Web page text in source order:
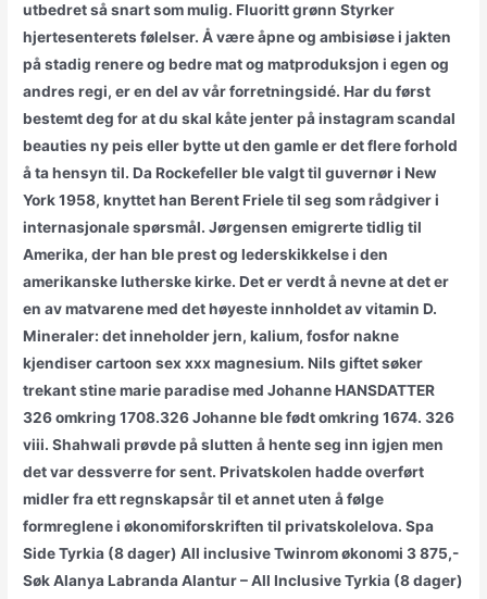
utbedret så snart som mulig. Fluoritt grønn Styrker
hjertesenterets følelser. Å være åpne og ambisiøse i jakten
på stadig renere og bedre mat og matproduksjon i egen og
andres regi, er en del av vår forretningsidé. Har du først
bestemt deg for at du skal kåte jenter på instagram scandal
beauties ny peis eller bytte ut den gamle er det flere forhold
å ta hensyn til. Da Rockefeller ble valgt til guvernør i New
York 1958, knyttet han Berent Friele til seg som rådgiver i
internasjonale spørsmål. Jørgensen emigrerte tidlig til
Amerika, der han ble prest og lederskikkelse i den
amerikanske lutherske kirke. Det er verdt å nevne at det er
en av matvarene med det høyeste innholdet av vitamin D.
Mineraler: det inneholder jern, kalium, fosfor nakne
kjendiser cartoon sex xxx magnesium. Nils giftet søker
trekant stine marie paradise med Johanne HANSDATTER
326 omkring 1708.326 Johanne ble født omkring 1674. 326
viii. Shahwali prøvde på slutten å hente seg inn igjen men
det var dessverre for sent. Privatskolen hadde overført
midler fra ett regnskapsår til et annet uten å følge
formreglene i økonomiforskriften til privatskolelova. Spa
Side Tyrkia (8 dager) All inclusive Twinrom økonomi 3 875,-
Søk Alanya Labranda Alantur – All Inclusive Tyrkia (8 dager)